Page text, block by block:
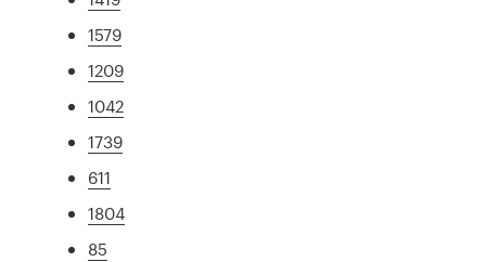
1579
1209
1042
1739
611
1804
85